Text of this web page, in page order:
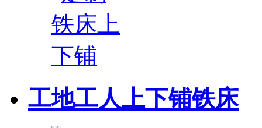
工地工人上下铺铁床